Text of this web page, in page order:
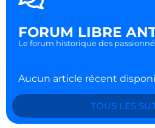
FORUM LIBRE
Le forum historique des
Aucun article récent
TOUS LES